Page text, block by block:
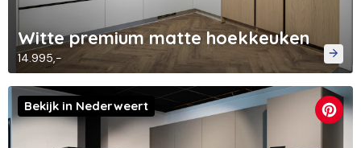
Witte premium matte hoekkeuken
14.995,-
Bekijk in Nederweert